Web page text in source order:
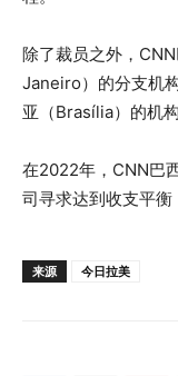
除了裁员之外，
Janeiro）的分支机
亚（Brasília）的机构
在2022年，CNN巴
司寻求达到收支平衡
来源 今日拉美